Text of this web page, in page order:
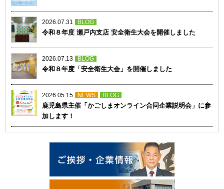
2026.07.31 BLOG
令和８年度 瀬戸内支店 安全衛生大会を開催しました
2026.07.13 BLOG
令和８年度「安全衛生大会」を開催しました
2026.05.15 NEWS BLOG
鹿児島県主催「かごしまオンライン合同企業説明会」に参
加します！